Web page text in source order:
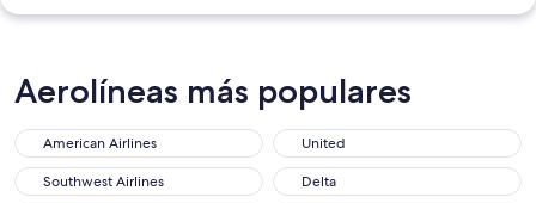
Aerolíneas más populares
American Airlines
United
Southwest Airlines
Delta